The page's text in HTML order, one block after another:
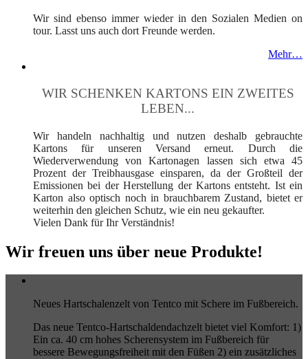
Wir sind ebenso immer wieder in den Sozialen Medien on
tour. Lasst uns auch dort Freunde werden.
Mehr…
WIR SCHENKEN KARTONS EIN ZWEITES
LEBEN...
Wir handeln nachhaltig und nutzen deshalb gebrauchte
Kartons für unseren Versand erneut. Durch die
Wiederverwendung von Kartonagen lassen sich etwa 45
Prozent der Treibhausgase einsparen, da der Großteil der
Emissionen bei der Herstellung der Kartons entsteht. Ist ein
Karton also optisch noch in brauchbarem Zustand, bietet er
weiterhin den gleichen Schutz, wie ein neu gekaufter.
Vielen Dank für Ihr Verständnis!
Wir freuen uns über neue Produkte!
Neues Hartschalenzelt von Tentco mit Schere im Fußbereich.
Das neue Tentco-Hartschaldendachzelt bietet viel Komfort: 1)
Ein ca. 40 cm hohes Scherensystem im Fußbereich für
bessere Bewegungsfreiheit mit den Füßen 2) ein zusätzliches